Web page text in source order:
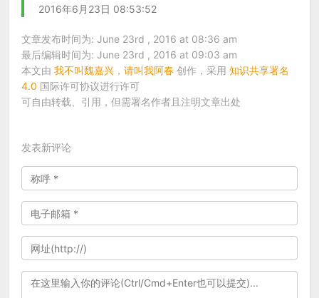
2016年6月23日 08:53:52
文章发布时间为: June 23rd , 2016 at 08:36 am
最后编辑时间为: June 23rd , 2016 at 09:03 am
本文由我不叫魏嘉兴，请叫我阿春 创作，采用知识共享署名
4.0 国际许可协议进行许可
可自由转载、引用，但需署名作者且注明文章出处
发表新评论